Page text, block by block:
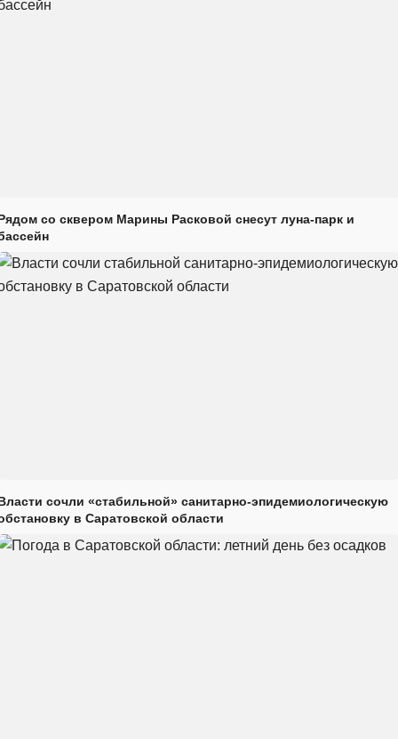
со сквером Марины Расковой снесут луна-парк и
сочли «стабильной» санитарно-эпидемиологическую
в Саратовской области